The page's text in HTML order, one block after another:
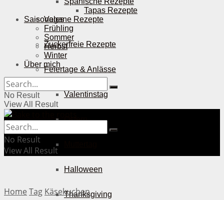
Vegane Rezepte
Zuckerfreie Rezepte
Feiertage & Anlässe
Valentinstag
Ostern
Halloween
Thanksgiving
Tapas Rezepte
Saisonales
Frühling
Sommer
Herbst
Winter
Über mich
No Result
View All Result
No Result
View All Result
Home Tag Käsekuchen